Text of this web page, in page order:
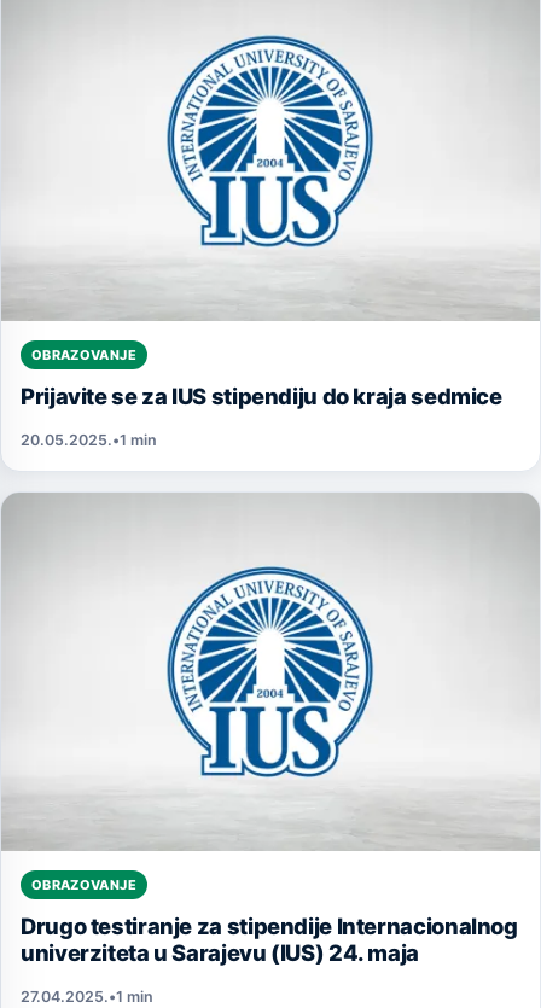
OBRAZOVANJE
Prijavite se za IUS stipendiju do kraja sedmice
20.05.2025.•1 min
OBRAZOVANJE
Drugo testiranje za stipendije Internacionalnog
univerziteta u Sarajevu (IUS) 24. maja
27.04.2025.•1 min